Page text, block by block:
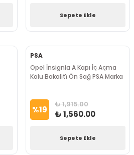
Sepete Ekle
PSA
Opel İnsignia A Kapı İç Açma
Kolu Bakali̇ti̇ Ön Sağ PSA Marka
%19 ₺ 1,915.00
₺ 1,560.00
Sepete Ekle